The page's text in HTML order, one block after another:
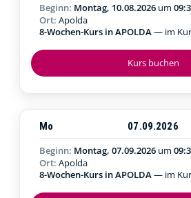
Kurs buchen
Beginn: Montag, 10.08.2026 um
Ort: Apolda
8-Wochen-Kurs in APOLDA— im
Mo 07.09.2026
Beginn: Montag, 07.09.2026 um
Ort: Apolda
8-Wochen-Kurs in APOLDA— im